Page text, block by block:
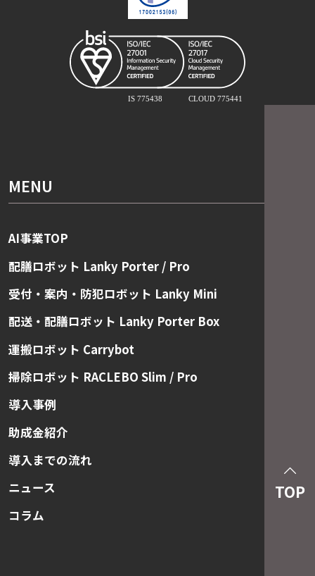
TOP
MENU
AI事業TOP
配膳ロボット Lanky Porter / Pro
受付・案内・防犯ロボット Lanky Mini
配送・配膳ロボット Lanky Porter Box
運搬ロボット Carrybot
掃除ロボット RACLEBO Slim / Pro
導入事例
助成金紹介
導入までの流れ
ニュース
コラム